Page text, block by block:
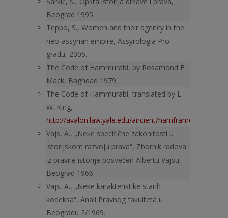
Beograd 1995.
Teppo, S., Women and their agency in the
neo-assyrian empire, Assy­rologia Pro
gradu, 2005.
The Code of Hammurabi, by Rosamond E.
Mack, Baghdad 1979.
The Code of Hammurabi, translated by L.
W. King,
http://avalon.law.yale.edu/ancient/hamframe.asp
Vajs, A., „Neke specifične zakonitosti u
istorijskom razvoju prava“, Zbornik radova
iz pravne istorije posvećen Albertu Vajsu,
Beograd 1966.
Vajs, A., „Neke karakteristike starih
kodeksa“, Anali Pravnog fakulteta u
Beogradu 2/1969.